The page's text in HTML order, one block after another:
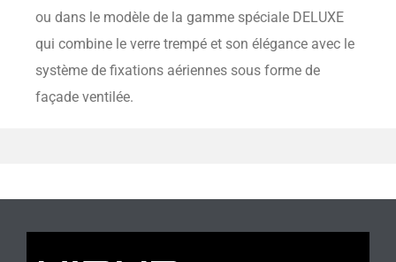
ou dans le modèle de la gamme spéciale DELUXE
qui combine le verre trempé et son élégance avec le
système de fixations aériennes sous forme de
façade ventilée.